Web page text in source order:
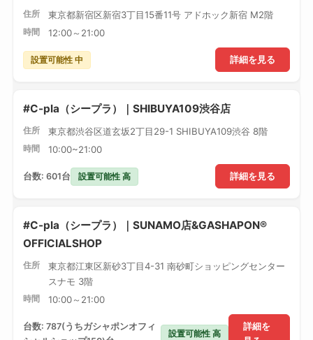
住所 東京都新宿区新宿3丁目15番11号 アドホック新宿 M2階
時間 12:00～21:00
詳細を見る
設置可能性 中
#C-pla（シープラ）｜SHIBUYA109渋谷店
住所 東京都渋谷区道玄坂2丁目29-1 SHIBUYA109渋谷 8階
時間 10:00~21:00
詳細を見る
台数: 601台 設置可能性 高
#C-pla（シープラ）｜SUNAMO店&GASHAPON®
OFFICIALSHOP
住所
東京都江東区新砂3丁目4-31 南砂町ショッピングセンター
スナモ 3階
時間 10:00～21:00
詳細を
台数: 787(うちガシャポンオフィ
設置可能性 高